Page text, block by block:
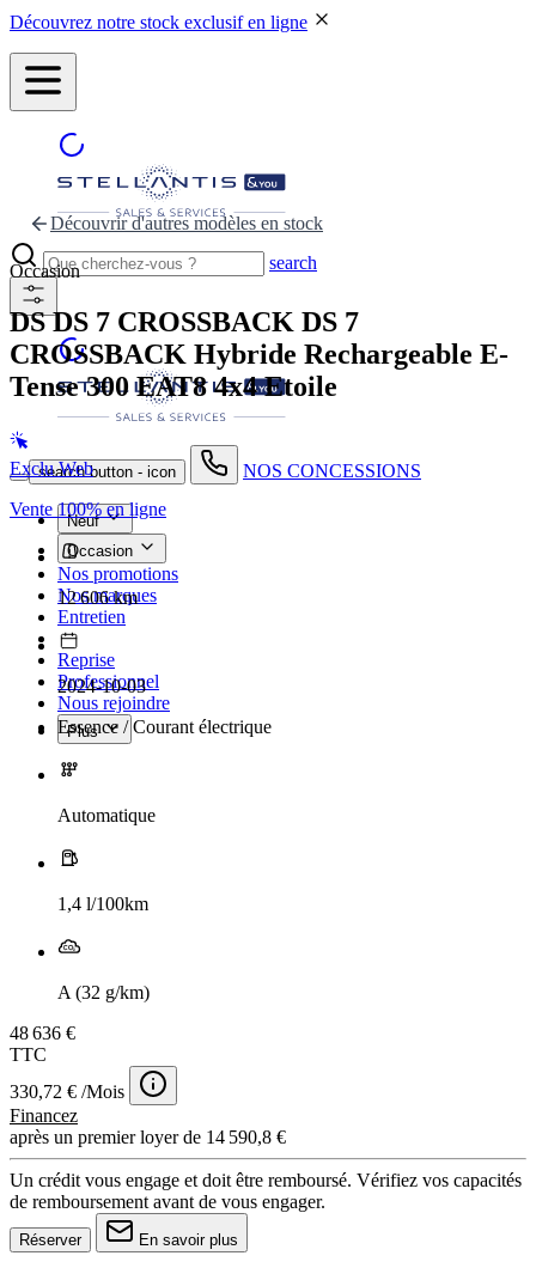
Découvrez notre stock exclusif en ligne
search
search button - icon NOS CONCESSIONS
Neuf
Occasion
Nos promotions
Nos marques
Entretien
Reprise
Professionnel
Nous rejoindre
Plus
Découvrir d'autres modèles en stock
Occasion
DS DS 7 CROSSBACK DS 7
CROSSBACK Hybride Rechargeable E-
Tense 300 EAT8 4x4 Etoile
Exclu Web
Vente 100% en ligne
12 606 km
2024-10-03
Essence / Courant électrique
Automatique
1,4 l/100km
A (32 g/km)
48 636 €
TTC
330,72 € /Mois
Financez
après un premier loyer de 14 590,8 €
Un crédit vous engage et doit être remboursé. Vérifiez vos capacités
de remboursement avant de vous engager.
Réserver En savoir plus